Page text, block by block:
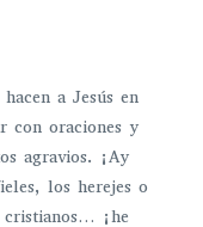
a Jesús en
con oraciones y
agravios. ¡Ay
los herejes o
¡he